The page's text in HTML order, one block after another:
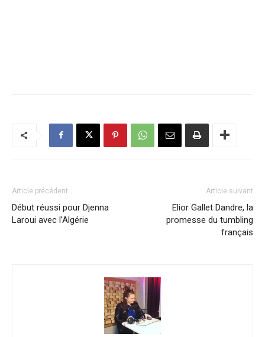
Article précédent
Début réussi pour Djenna
Laroui avec l’Algérie
Article suivant
Elior Gallet Dandre, la
promesse du tumbling
français